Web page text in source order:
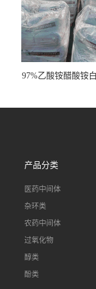
97%乙酸铵醋酸铵
产品分类
医药中间体
杂环类
农药中间体
过氧化物
醇类
酚类